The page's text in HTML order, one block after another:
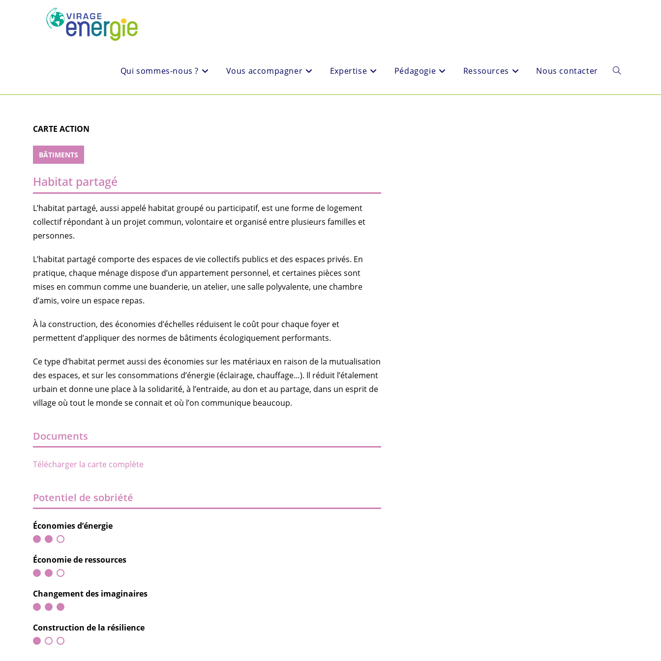
Qui sommes-nous ? Vous accompagner Expertise Pédagogie Ressources Nous contacter Toggle
CARTE ACTION
BÂTIMENTS
Habitat partagé
L’habitat partagé, aussi appelé habitat groupé ou participatif, est une forme de logement
collectif répondant à un projet commun, volontaire et organisé entre plusieurs familles et
personnes.
L’habitat partagé comporte des espaces de vie collectifs publics et des espaces privés. En
pratique, chaque ménage dispose d’un appartement personnel, et certaines pièces sont
mises en commun comme une buanderie, un atelier, une salle polyvalente, une chambre
d’amis, voire un espace repas.
À la construction, des économies d’échelles réduisent le coût pour chaque foyer et
permettent d’appliquer des normes de bâtiments écologiquement performants.
Ce type d’habitat permet aussi des économies sur les matériaux en raison de la mutualisation
des espaces, et sur les consommations d’énergie (éclairage, chauffage…). Il réduit l’étalement
urbain et donne une place à la solidarité, à l’entraide, au don et au partage, dans un esprit de
village où tout le monde se connait et où l’on communique beaucoup.
Documents
Télécharger la carte complète
Potentiel de sobriété
Économies d’énergie
Économie de ressources
Changement des imaginaires
Construction de la résilience